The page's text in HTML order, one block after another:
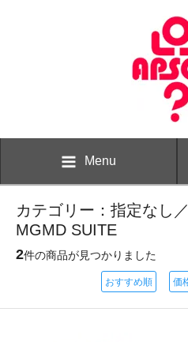
Menu
カテゴリー：指定なし
MGMD SUITE
2件の商品が見つかりました
おすすめ順 価